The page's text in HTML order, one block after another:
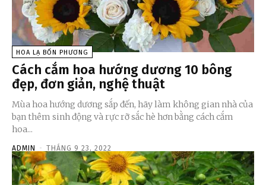
HOA LẠ BỐN PHƯƠNG
Cách cắm hoa hướng dương 10 bông
đẹp, đơn giản, nghệ thuật
Mùa hoa hướng dương sắp đến, hãy làm không gian nhà của
bạn thêm sinh động và rực rỡ sắc hè hơn bằng cách cắm
hoa...
ADMIN - THÁNG 9 23, 2022